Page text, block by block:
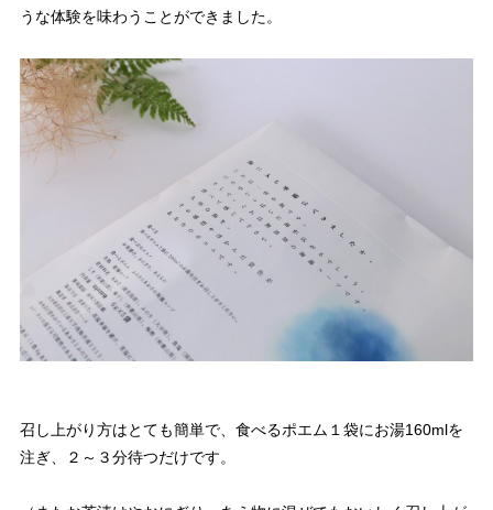
うな体験を味わうことができました。
召し上がり方はとても簡単で、食べるポエム１袋にお湯160mlを
注ぎ、２～３分待つだけです。